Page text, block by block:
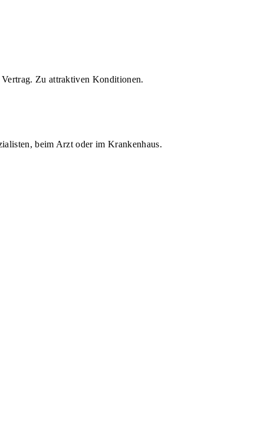
Zu attraktiven Konditionen.
beim Arzt oder im Krankenhaus.